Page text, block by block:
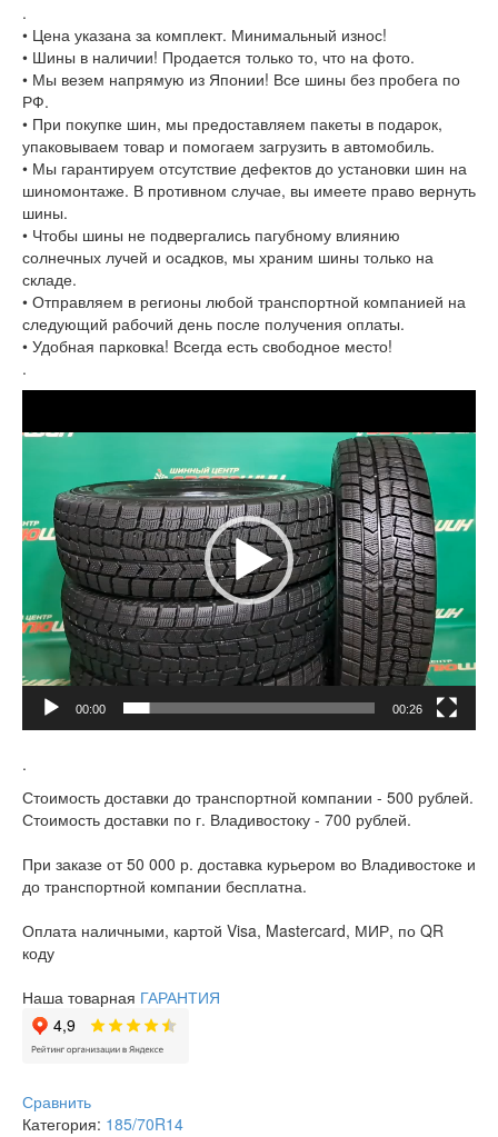
.
• Цена указана за комплект. Минимальный износ!
• Шины в наличии! Продается только то, что на фото.
• Мы везем напрямую из Японии! Все шины без пробега по
РФ.
• При покупке шин, мы предоставляем пакеты в подарок,
упаковываем товар и помогаем загрузить в автомобиль.
• Мы гарантируем отсутствие дефектов до установки шин на
шиномонтаже. В противном случае, вы имеете право вернуть
шины.
• Чтобы шины не подвергались пагубному влиянию
солнечных лучей и осадков, мы храним шины только на
складе.
• Отправляем в регионы любой транспортной компанией на
следующий рабочий день после получения оплаты.
• Удобная парковка! Всегда есть свободное место!
.
00:00 00:26
.
Стоимость доставки до транспортной компании - 500 рублей.
Стоимость доставки по г. Владивостоку - 700 рублей.
При заказе от 50 000 р. доставка курьером во Владивостоке и
до транспортной компании бесплатна.
Оплата наличными, картой Visa, Mastercard, МИР, по QR
коду
Наша товарная ГАРАНТИЯ
Сравнить
Категория: 185/70R14